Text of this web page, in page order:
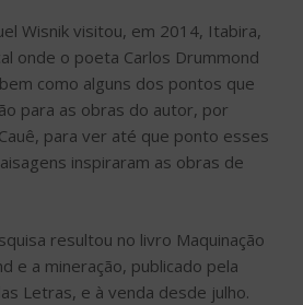
Wisnik visitou, em 2014, Itabira,
onde o poeta Carlos Drummond
como alguns dos pontos que
para as obras do autor, por
para ver até que ponto esses
inspiraram as obras de
resultou no livro Maquinação
e a mineração, publicado pela
Letras, e à venda desde julho.